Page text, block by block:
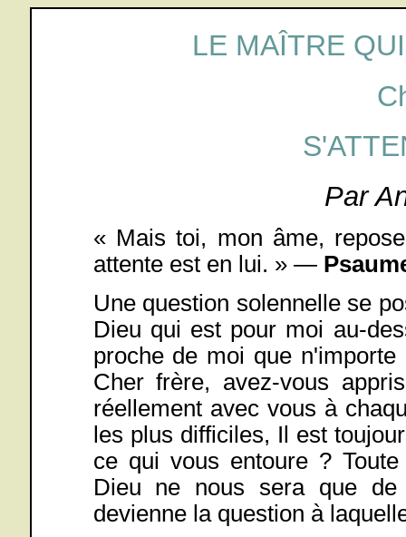
LE MAÎTRE
Par
« Mais toi, mon âme,
attente est en lui. » —
Une question solennelle se
Dieu qui est pour moi au-
proche de moi que
Cher frère, avez-vous
réellement avec vous à
les plus difficiles, Il est
ce qui vous entoure ?
Dieu ne nous sera que
devienne la question à